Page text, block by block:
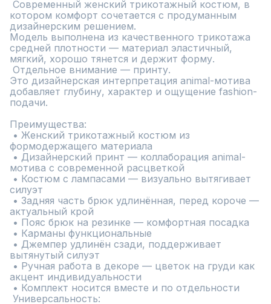
котором комфорт сочетается с продуманным
дизайнерским решением.
Модель выполнена из качественного трикотажа
средней плотности — материал эластичный,
мягкий, хорошо тянется и держит форму.
Это дизайнерская интерпретация animal-мотива
добавляет глубину, характер и ощущение fashion-
подачи.
Преимущества:
формодержащего материала
мотива с современной расцветкой
силуэт
актуальный крой
вытянутый силуэт
акцент индивидуальности